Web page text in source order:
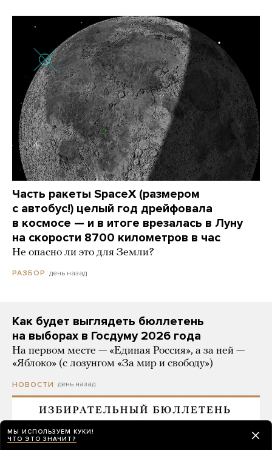
Часть ракеты SpaceX (размером
с автобус!) целый год дрейфовала
в космосе — и в итоге врезалась в Луну
на скорости 8700 километров в час
Не опасно ли это для Земли?
РАЗБОР день назад
Как будет выглядеть бюллетень
на выборах в Госдуму 2026 года
На первом месте — «Единая Россия», а за ней —
«Яблоко» (с лозунгом «За мир и свободу»)
НОВОСТИ день назад
МЫ ИСПОЛЬЗУЕМ КУКИ!
ЧТО ЭТО ЗНАЧИТ?